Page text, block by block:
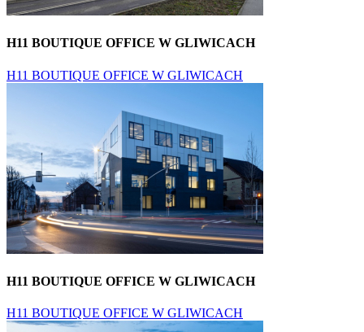
H11 BOUTIQUE OFFICE W GLIWICACH
H11 BOUTIQUE OFFICE W GLIWICACH
H11 BOUTIQUE OFFICE W GLIWICACH
H11 BOUTIQUE OFFICE W GLIWICACH